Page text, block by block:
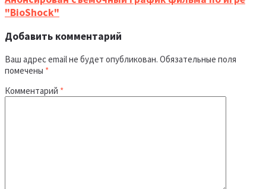
"BioShock"
Добавить комментарий
Ваш адрес email не будет опубликован. Обязательные поля
помечены *
Комментарий *